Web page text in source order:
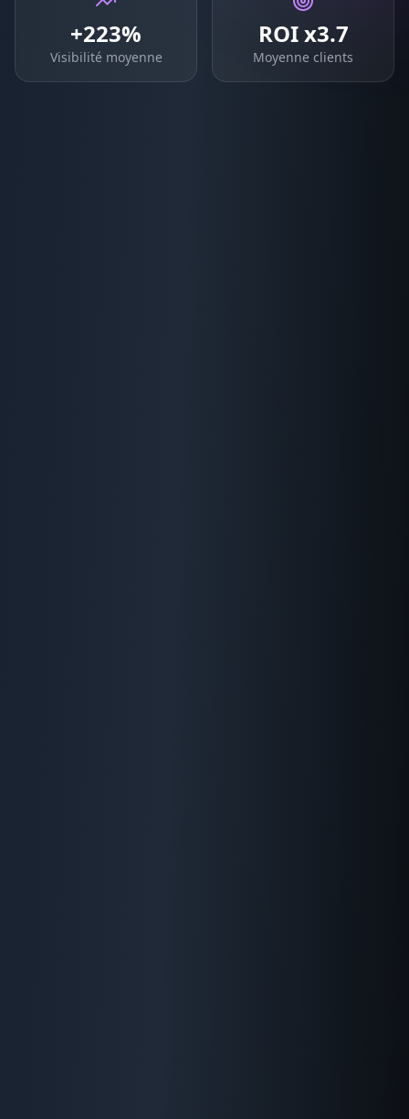
+223%
Visibilité moyenne
ROI x3.7
Moyenne clients